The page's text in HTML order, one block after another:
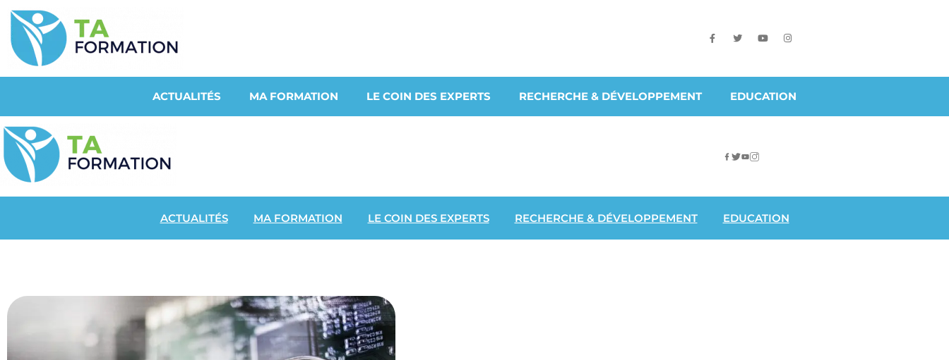
ACTUALITÉS MA FORMATION LE COIN DES EXPERTS RECHERCHE & DÉVELOPPEMENT EDUCATION
ACTUALITÉS MA FORMATION LE COIN DES EXPERTS RECHERCHE & DÉVELOPPEMENT EDUCATION